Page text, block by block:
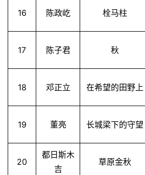
16 陈政屹 栓马柱
17 陈子君 秋
18 邓正立 在希望的田野上
19 董亮 长城梁下的守望
20
都日斯木
吉
草原金秋